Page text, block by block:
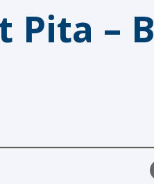
Pita –